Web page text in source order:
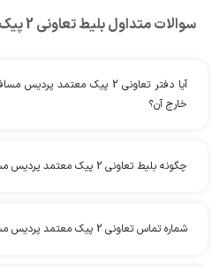
سوالات متداول بلیطتعاونی 2 پیک معتمد پرديس مسافربري شرق
آیا دفتر تعاونی 2 پیک معتمد
خارج آن؟
چگونه بلیط تعاونی 2 پیک معتمد پرديس مسافربري شرق را آنلاین بخریم؟
شماره تماس تعاونی 2 پیک معتمد پرديس مسافربري شرق را از کجا پیدا کنیم؟